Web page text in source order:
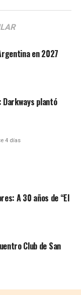
en 2027
plantó
4 días
A 30 años de “El
Club de San